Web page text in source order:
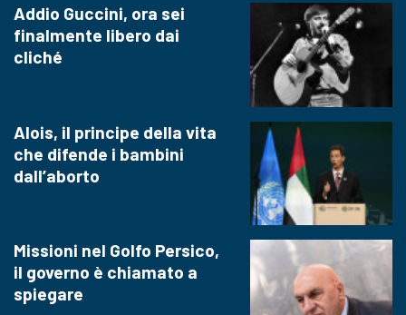
Addio Guccini, ora sei
finalmente libero dai
cliché
Alois, il principe della vita
che difende i bambini
dall’aborto
Missioni nel Golfo Persico,
il governo è chiamato a
spiegare